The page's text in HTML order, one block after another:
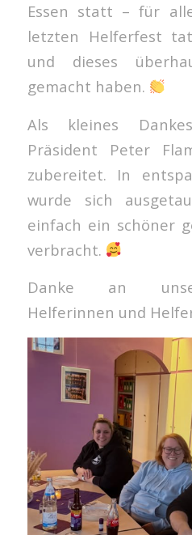
Essen statt – für
letzten Helferfest
und dieses
gemacht haben.
Als kleines
Präsident Peter
zubereitet. In
wurde sich
einfach ein schöner
verbracht.
Danke an
Helferinnen und